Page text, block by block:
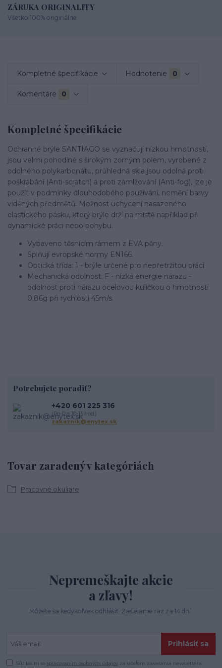
ZÁRUKA ORIGINALITY
Všetko 100% originálne
Kompletné špecifikácie Hodnotenie 0
Komentáre 0
Kompletné špecifikácie
Ochranné brýle SANTIAGO se vyznačují nízkou hmotností,
jsou velmi pohodlné s širokým zorným polem, vyrobené z
odolného polykarbonátu, průhledná skla jsou odolná proti
poškrábání (Anti-scratch) a proti zamlžování (Anti-fog), lze je
použít v podmínky dlouhodobého používání, nemění barvy
viděných předmětů. Možnost uchycení nasazeného
elastického pásku, který brýle drží na místě například při
dynamické práci nebo pohybu.
Vybaveno těsnícím rámem z EVA pěny.
Splňují evropské normy EN166.
Optická třída: 1 - brýle určené pro nepřetržitou práci.
Mechanická odolnost: F - nízká energie nárazu -
odolnost proti nárazu ocelovou kuličkou o hmotnosti
0,86g při rychlosti 45m/s.
Tovar zaradený v kategóriách
Pracovné okuliare
Potrebujete poradiť?
+420 601 225 316
(Po-Pia 10-13 hod.)
zakaznik@enytex.sk
Nepremeškajte akcie
a zľavy!
Môžete sa kedykoľvek odhlásiť. Zasielame raz za 14 dní.
Prihlásiť sa
Súhlasím sospracovaním osobných údajov za účelom zasielania newslettera.